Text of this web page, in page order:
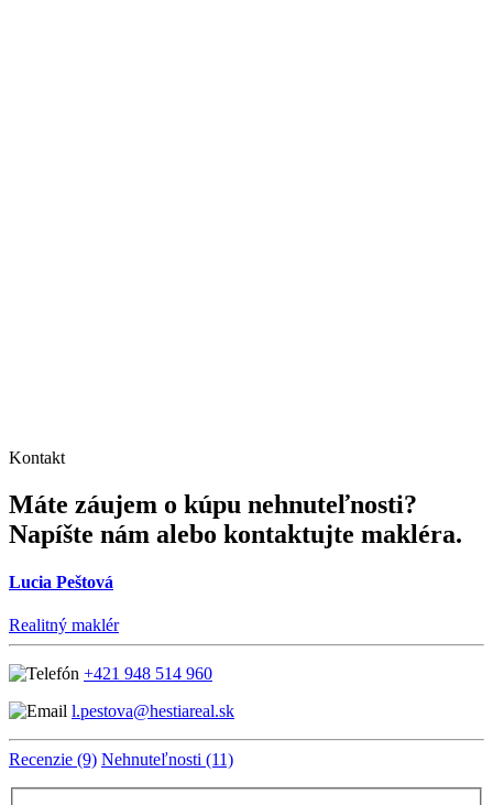
Kontakt
Máte záujem o kúpu nehnuteľnosti?
Napíšte nám alebo kontaktujte makléra.
Lucia Peštová
Realitný maklér
+421 948 514 960
l.pestova@hestiareal.sk
Recenzie (9) Nehnuteľnosti (11)